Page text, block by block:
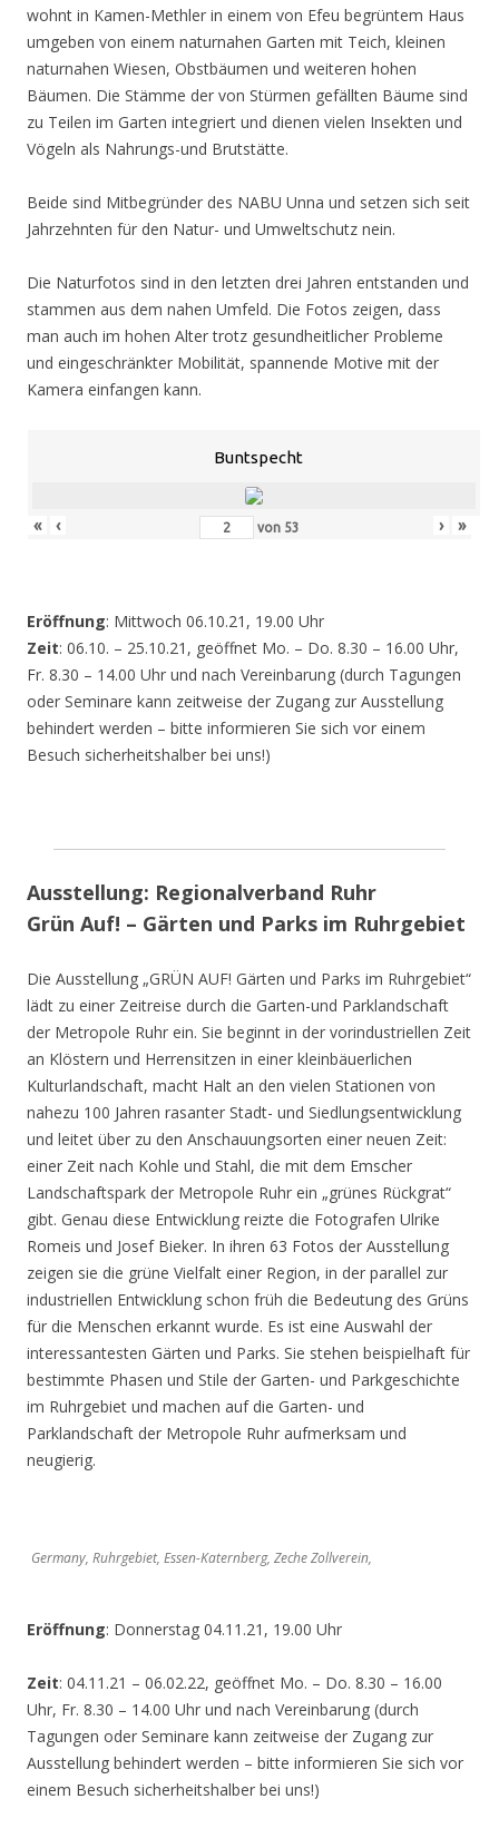
wohnt in Kamen-Methler in einem von Efeu begrüntem Haus
umgeben von einem naturnahen Garten mit Teich, kleinen
naturnahen Wiesen, Obstbäumen und weiteren hohen
Bäumen. Die Stämme der von Stürmen gefällten Bäume sind
zu Teilen im Garten integriert und dienen vielen Insekten und
Vögeln als Nahrungs-und Brutstätte.
Beide sind Mitbegründer des NABU Unna und setzen sich seit
Jahrzehnten für den Natur- und Umweltschutz nein.
Die Naturfotos sind in den letzten drei Jahren entstanden und
stammen aus dem nahen Umfeld. Die Fotos zeigen, dass
man auch im hohen Alter trotz gesundheitlicher Probleme
und eingeschränkter Mobilität, spannende Motive mit der
Kamera einfangen kann.
Buntspecht
« ‹ von 53 › »
Eröffnung: Mittwoch 06.10.21, 19.00 Uhr
Zeit: 06.10. – 25.10.21, geöffnet Mo. – Do. 8.30 – 16.00 Uhr,
Fr. 8.30 – 14.00 Uhr und nach Vereinbarung (durch Tagungen
oder Seminare kann zeitweise der Zugang zur Ausstellung
behindert werden – bitte informieren Sie sich vor einem
Besuch sicherheitshalber bei uns!)
Ausstellung: Regionalverband Ruhr
Grün Auf! – Gärten und Parks im Ruhrgebiet
Die Ausstellung „GRÜN AUF! Gärten und Parks im Ruhrgebiet“
lädt zu einer Zeitreise durch die Garten-und Parklandschaft
der Metropole Ruhr ein. Sie beginnt in der vorindustriellen Zeit
an Klöstern und Herrensitzen in einer kleinbäuerlichen
Kulturlandschaft, macht Halt an den vielen Stationen von
nahezu 100 Jahren rasanter Stadt- und Siedlungsentwicklung
und leitet über zu den Anschauungsorten einer neuen Zeit:
einer Zeit nach Kohle und Stahl, die mit dem Emscher
Landschaftspark der Metropole Ruhr ein „grünes Rückgrat“
gibt. Genau diese Entwicklung reizte die Fotografen Ulrike
Romeis und Josef Bieker. In ihren 63 Fotos der Ausstellung
zeigen sie die grüne Vielfalt einer Region, in der parallel zur
industriellen Entwicklung schon früh die Bedeutung des Grüns
für die Menschen erkannt wurde. Es ist eine Auswahl der
interessantesten Gärten und Parks. Sie stehen beispielhaft für
bestimmte Phasen und Stile der Garten- und Parkgeschichte
im Ruhrgebiet und machen auf die Garten- und
Parklandschaft der Metropole Ruhr aufmerksam und
neugierig.
Germany, Ruhrgebiet, Essen-Katernberg, Zeche Zollverein,
Eröffnung: Donnerstag 04.11.21, 19.00 Uhr
Zeit: 04.11.21 – 06.02.22, geöffnet Mo. – Do. 8.30 – 16.00
Uhr, Fr. 8.30 – 14.00 Uhr und nach Vereinbarung (durch
Tagungen oder Seminare kann zeitweise der Zugang zur
Ausstellung behindert werden – bitte informieren Sie sich vor
einem Besuch sicherheitshalber bei uns!)